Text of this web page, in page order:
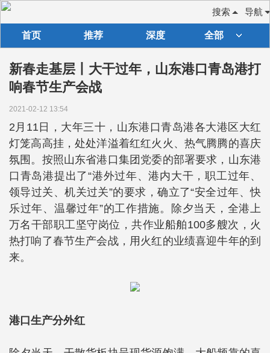
导航
搜索
首页 推荐 深度 全部
新春走基层丨大干过年，山东港口青岛港打
响春节生产会战
2021-02-12 13:54
2月11日，大年三十，山东港口青岛港各大港区大红
灯笼高高挂，处处洋溢着红红火火、热气腾腾的喜庆
氛围。按照山东省港口集团党委的部署要求，山东港
口青岛港提出了“港外过年、港内大干，职工过年、
领导过关、机关过关”的要求，确立了“安全过年、快
乐过年、温馨过年”的工作措施。除夕当天，全港上
万名干部职工坚守岗位，共作业船舶100多艘次，火
热打响了春节生产会战，用火红的业绩喜迎牛年的到
来。
港口生产分外红